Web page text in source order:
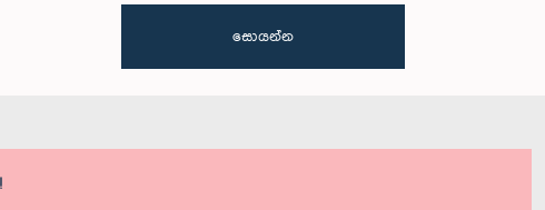
සොයන්න